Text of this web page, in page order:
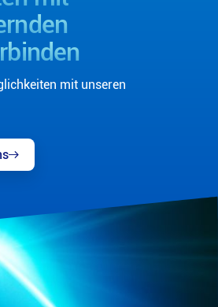
mit unseren